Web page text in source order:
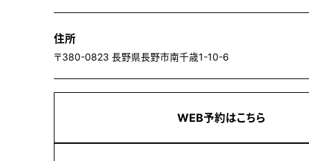
住所
〒380-0823 長野県長野市南千歳1-10-6
WEB予約はこちら